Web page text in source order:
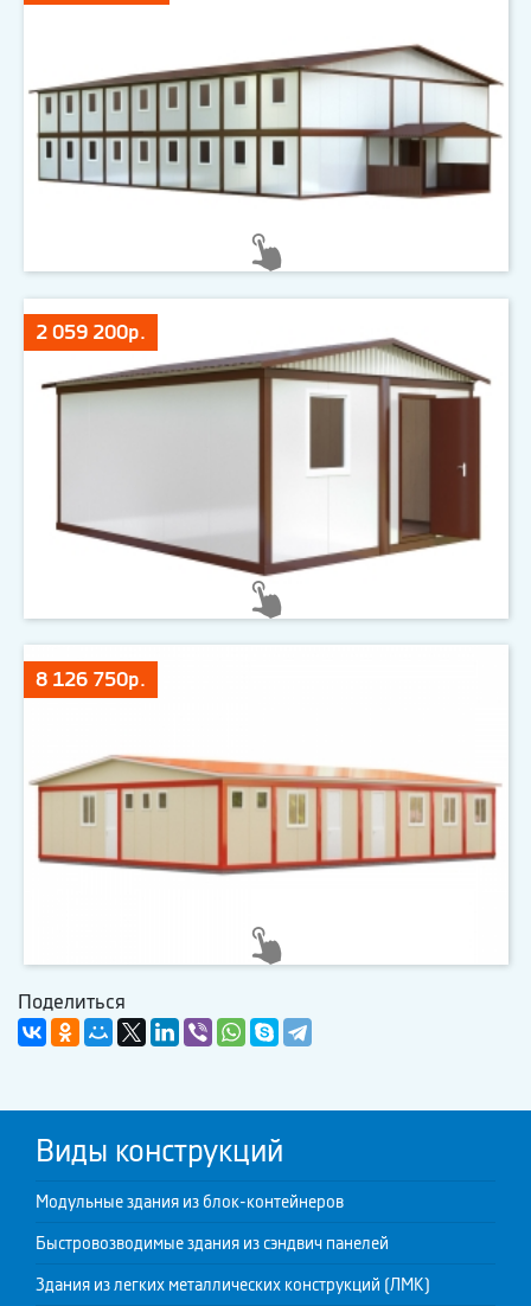
2 059 200р.
8 126 750р.
Поделиться
Виды конструкций
Модульные здания из блок-контейнеров
Быстровозводимые здания из сэндвич панелей
Здания из легких металлических конструкций (ЛМК)